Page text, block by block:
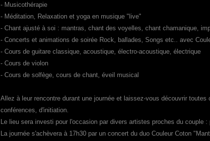
- Musicothérapie
- Méditation, Relaxation et yoga en musique "live"
- Chant ajusté à soi : mantras, chant des voyelles, chant chamanique,
- Concerts et animations de soirée Rock, ballades, Songs etc.. avec
- Cours de guitare classique, acoustique, électro-acoustique, électrique
- Cours de violon
- Cours de solfège, cours de chant, éveil musical
Allez à leur rencontre durant une journée et laissez-vous découvrir
conférences, d'initiation.
Le lieu sera investi pour l'occasion par divers artistes proches du couple
La journée s'achèvera à 17h30 par un concert du duo Couleur Coton